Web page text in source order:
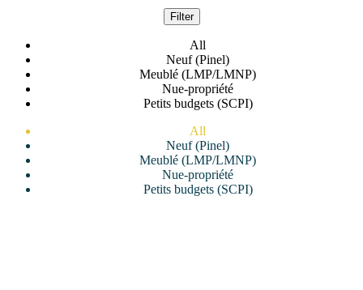
Filter
All
Neuf (Pinel)
Meublé (LMP/LMNP)
Nue-propriété
Petits budgets (SCPI)
All
Neuf (Pinel)
Meublé (LMP/LMNP)
Nue-propriété
Petits budgets (SCPI)